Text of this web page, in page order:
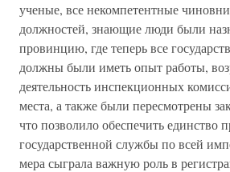
ученые, все некомпетентные
должностей, знающие люди были
провинцию, где теперь все
должны были иметь опыт работы,
деятельность инспекционных
места, а также были пересмотрены
что позволило обеспечить единство
государственной службы по всей
мера сыграла важную роль в